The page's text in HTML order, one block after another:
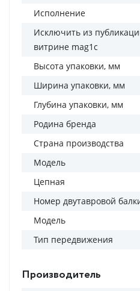
Исполнение
Исключить из
витрине mag1c
Высота упаковки, мм
Ширина упаковки, мм
Глубина упаковки, мм
Родина бренда
Страна производства
Модель
Цепная
Номер двутавровой
Модель
Тип передвижения
Производитель